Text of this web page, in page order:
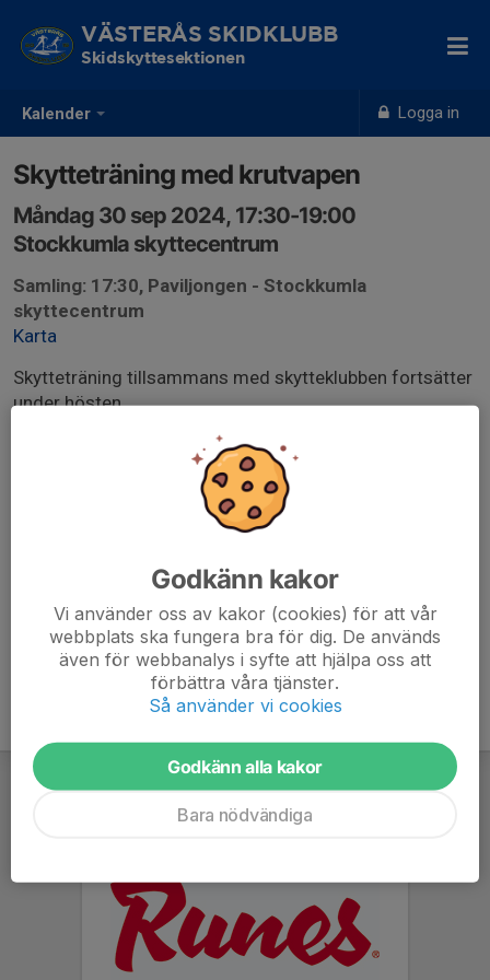
Kalender Logga in
VÄSTERÅS SKIDKLUBB
Skidskyttesektionen
Skytteträning med krutvapen
Måndag 30 sep 2024, 17:30-19:00
Stockkumla skyttecentrum
Samling: 17:30, Paviljongen - Stockkumla
skyttecentrum
Karta
Skytteträning tillsammans med skytteklubben fortsätter
under hösten.
tillkommer endast kostnad för ammunition.
Medlemskap för 300 kr/år för barn och ungdomar.
Anmälan dig gärna här om du planerar att delta.
www.svenskalag.se/vskarpGodkänn kakor
Vi använder oss av kakor (cookies) för att vår
webbplats ska fungera bra för dig. De används
även för webbanalys i syfte att hjälpa oss att
förbättra våra tjänster.
Så använder vi cookies
Godkänn alla kakor
Bara nödvändiga